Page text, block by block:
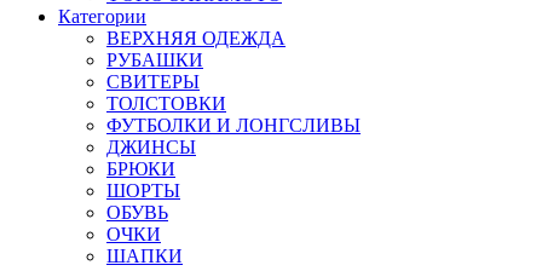
Категории
ВЕРХНЯЯ ОДЕЖДА
РУБАШКИ
СВИТЕРЫ
ТОЛСТОВКИ
ФУТБОЛКИ И ЛОНГСЛИВЫ
ДЖИНСЫ
БРЮКИ
ШОРТЫ
ОБУВЬ
ОЧКИ
ШАПКИ